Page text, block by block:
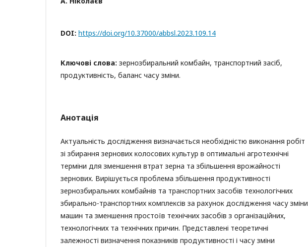
DOI: https://doi.org/10.37000/abbsl.2023.109.14
Ключові слова: зернозбиральний комбайн, транспортний засіб,
продуктивність, баланс часу зміни.
Анотація
Актуальність дослідження визначається необхідністю виконання робіт
зі збирання зернових колосових культур в оптимальні агротехнічні
терміни для зменшення втрат зерна та збільшення врожайності
зернових. Вирішується проблема збільшення продуктивності
зернозбиральних комбайнів та транспортних засобів технологічних
збирально-транспортних комплексів за рахунок дослідження часу зміни
машин та зменшення простоїв технічних засобів з організаційних,
технологічних та технічних причин. Представлені теоретичні
залежності визначення показників продуктивності і часу зміни